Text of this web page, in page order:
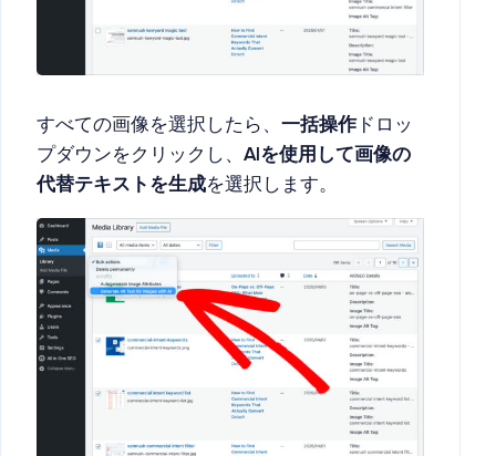
すべての画像を選択したら、 一括操作ドロッ
プダウンをクリックし、 AIを使用して画像の
代替テキストを生成を選択します。